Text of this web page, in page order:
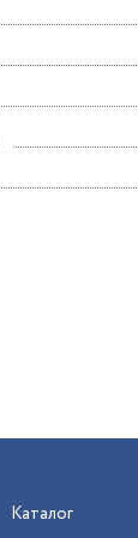
Каталог